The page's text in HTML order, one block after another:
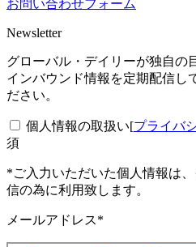
お問い合わせフォーム
Newsletter
グローバル・デイリーが独自の
インバウンド情報を定期配信し
ださい。
個人情報の取扱い[プライバ
須
*ご入力いただいた個人情報は
信の為に利用致します。
メールアドレス*